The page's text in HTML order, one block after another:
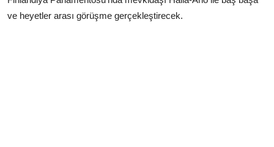
ve heyetler arası görüşme gerçekleştirecek.